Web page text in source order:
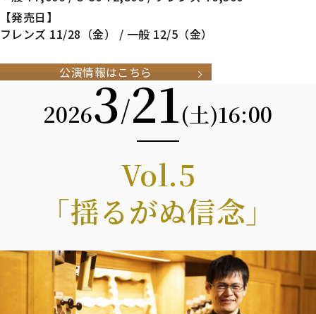
【発売日】
フレンズ 11/28（金） / 一般 12/5（金）
公演情報はこちら
20263/21(土)16:00
Vol.5
「揺るがぬ信念」